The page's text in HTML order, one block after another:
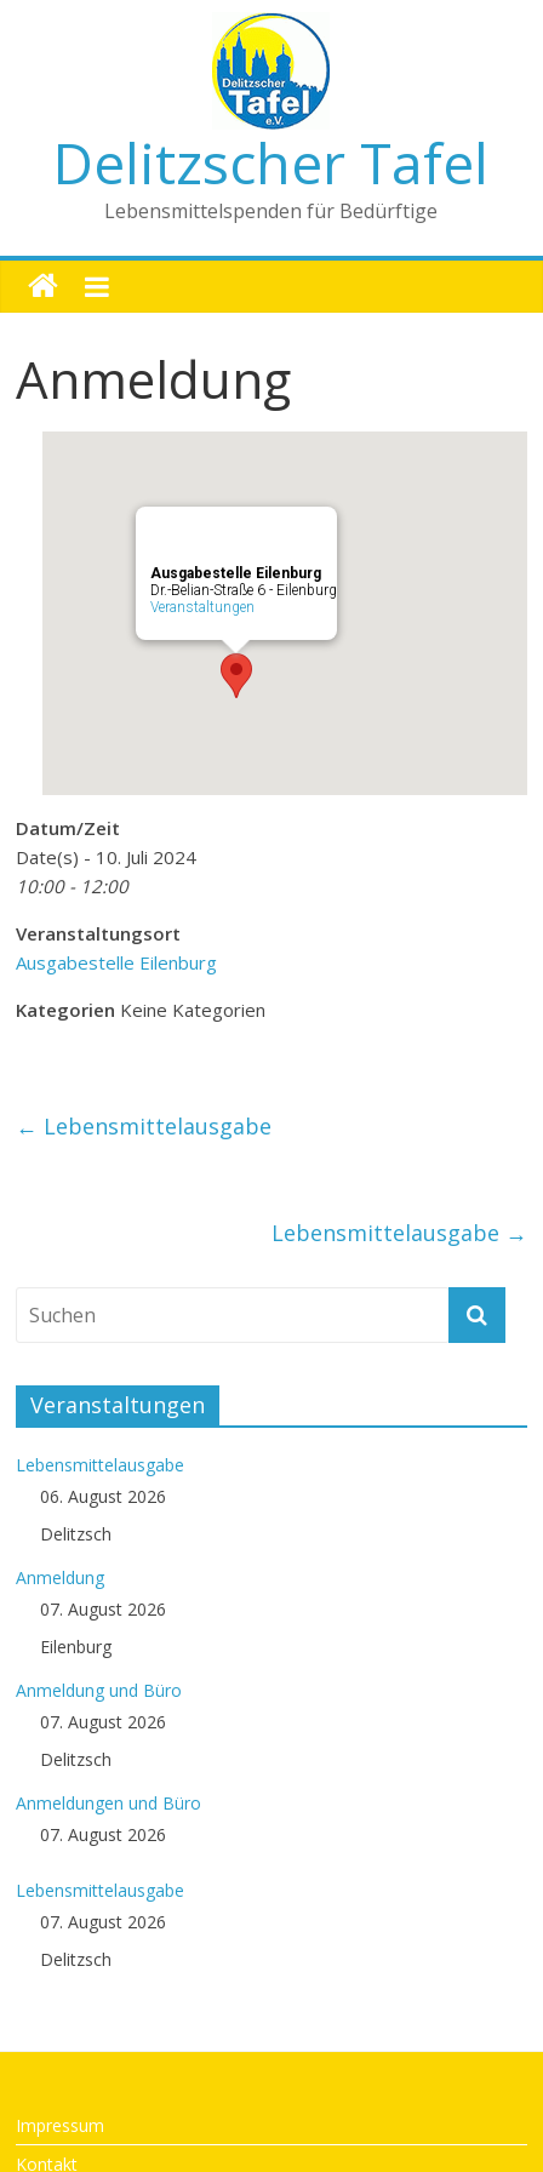
Delitzscher Tafel
Lebensmittelspenden für Bedürftige
Anmeldung
Ausgabestelle Eilenburg
Dr.-Belian-Straße 6 - Eilenburg
Veranstaltungen
Datum/Zeit
Date(s) - 10. Juli 2024
10:00 - 12:00
Veranstaltungsort
Ausgabestelle Eilenburg
Kategorien Keine Kategorien
← Lebensmittelausgabe
Lebensmittelausgabe →
Veranstaltungen
Lebensmittelausgabe
06. August 2026
Delitzsch
Anmeldung
07. August 2026
Eilenburg
Anmeldung und Büro
07. August 2026
Delitzsch
Anmeldungen und Büro
07. August 2026
Lebensmittelausgabe
07. August 2026
Delitzsch
Impressum
Kontakt